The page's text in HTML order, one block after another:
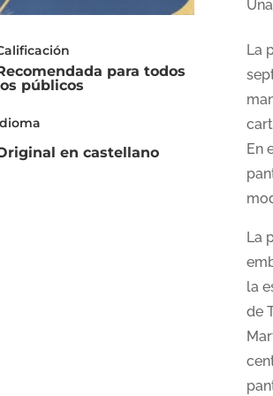
para todos
públicos
en castellano
La
En
La
la
de